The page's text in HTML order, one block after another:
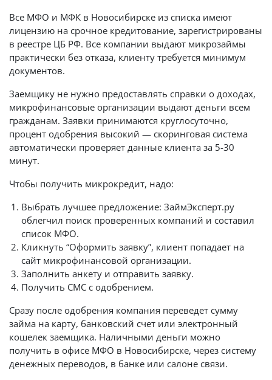
Все МФО и МФК в Новосибирске из списка имеют
лицензию на срочное кредитование, зарегистрированы
в реестре ЦБ РФ. Все компании выдают микрозаймы
практически без отказа, клиенту требуется минимум
документов.
Заемщику не нужно предоставлять справки о доходах,
микрофинансовые организации выдают деньги всем
гражданам. Заявки принимаются круглосуточно,
процент одобрения высокий — скоринговая система
автоматически проверяет данные клиента за 5-30
минут.
Чтобы получить микрокредит, надо:
Выбрать лучшее предложение: ЗаймЭксперт.ру
облегчил поиск проверенных компаний и составил
список МФО.
Кликнуть “Оформить заявку”, клиент попадает на
сайт микрофинансовой организации.
Заполнить анкету и отправить заявку.
Получить СМС с одобрением.
Сразу после одобрения компания переведет сумму
займа на карту, банковский счет или электронный
кошелек заемщика. Наличными деньги можно
получить в офисе МФО в Новосибирске, через систему
денежных переводов, в банке или салоне связи.